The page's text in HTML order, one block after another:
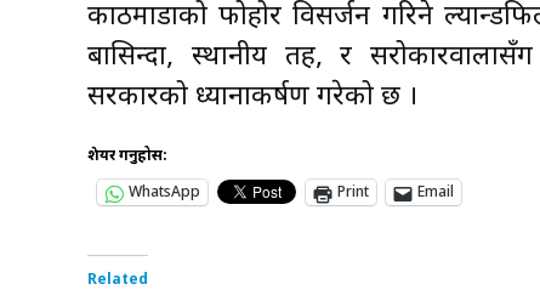
काठमाडौँको फोहोर विसर्जन गरिने
बासिन्दा, स्थानीय तह, र
सरकारको ध्यानाकर्षण गरेको छ ।
शेयर गर्नुहोस:
WhatsApp
Print Email
Related